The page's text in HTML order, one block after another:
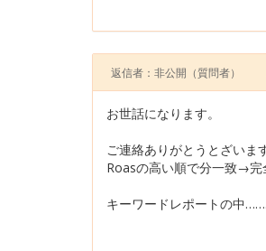
返信者：非公開 （質問者）
お世話になります。
ご連絡ありがとうとざいます
Roasの高い順で分一致→完
キーワードレポートの中